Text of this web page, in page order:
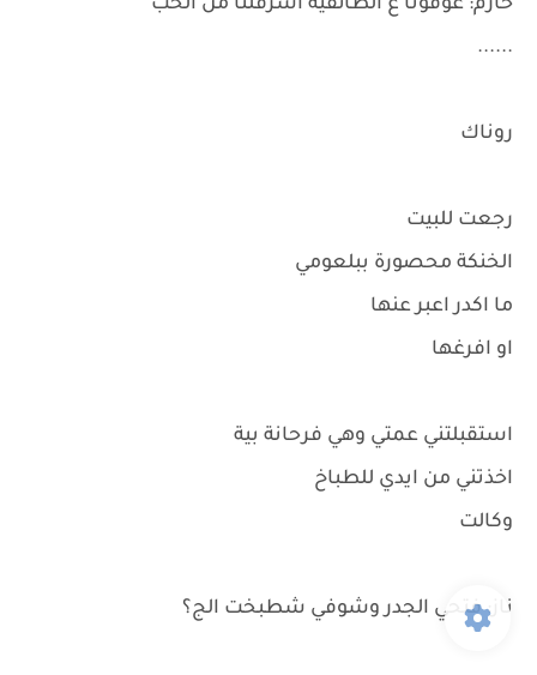
حازم: عوفونا ع الطائفية اشرفلنا من الحب
......
روناك
رجعت للبيت
الخنكة محصورة ببلعومي
ما اكدر اعبر عنها
او افرغها
استقبلتني عمتي وهي فرحانة بية
اخذتني من ايدي للطباخ
وكالت
ناز: فتحي الجدر وشوفي شطبخت الج؟